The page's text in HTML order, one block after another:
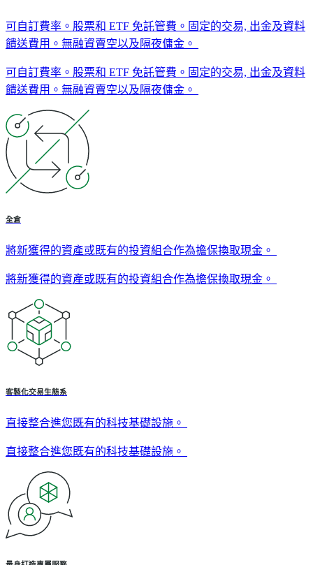
可自訂費率。股票和 ETF 免託管費。固定的交易, 出金及資料
饋送費用。無融資賣空以及隔夜傭金。
可自訂費率。股票和 ETF 免託管費。固定的交易, 出金及資料
饋送費用。無融資賣空以及隔夜傭金。
全倉
將新獲得的資產或既有的投資組合作為擔保換取現金。
將新獲得的資產或既有的投資組合作為擔保換取現金。
客製化交易生態系
直接整合進您既有的科技基礎設施。
直接整合進您既有的科技基礎設施。